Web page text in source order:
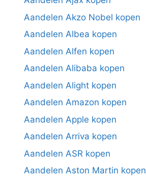
Aandelen Akzo Nobel kopen
Aandelen Albea kopen
Aandelen Alfen kopen
Aandelen Alibaba kopen
Aandelen Alight kopen
Aandelen Amazon kopen
Aandelen Apple kopen
Aandelen Arriva kopen
Aandelen ASR kopen
Aandelen Aston Martin kopen